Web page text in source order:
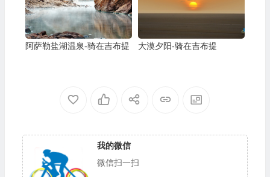
阿萨勒盐湖温泉-骑在吉布提 大漠夕阳-骑在吉布提
我的微信
微信扫一扫